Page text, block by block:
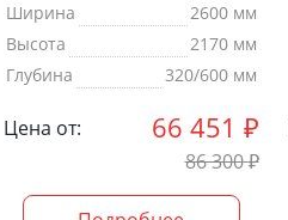
Ширина
2600 мм
Высота
2170 мм
Глубина
320/600 мм
Цена от: 66 451 ₽
86 300₽